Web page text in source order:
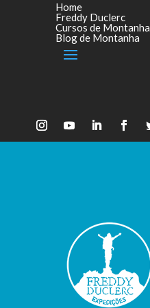
Home
Freddy Duclerc
Cursos de Montanha
Blog de Montanha